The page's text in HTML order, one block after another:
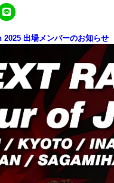
出場メンバーのお知らせ